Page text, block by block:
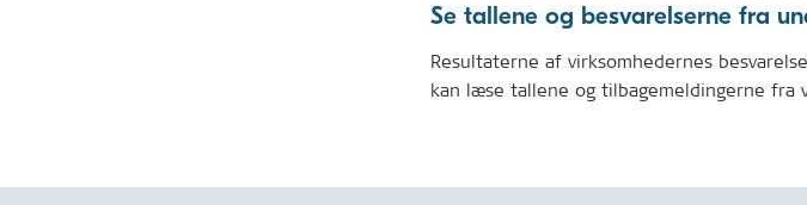
Se tallene og besvarelserne fra
Resultaterne af virksomhedernes
kan læse tallene og tilbagemeldingerne fra